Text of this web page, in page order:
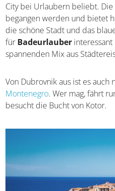
UNESCO Weltkulturerbe
kroatische City bei Urlaubern
kann zu Fuß begangen
Ausblicke quer über die
Meer, das Dubrovnik auch für
Von Dubrovnik aus ist es auch
besucht die Bucht von Kotor.